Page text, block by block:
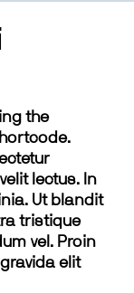
the
lectus. In
Ut blandit
tristique
vel. Proin
elit